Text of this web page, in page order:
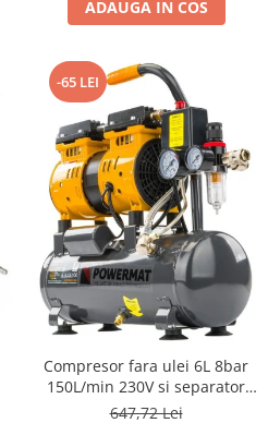
ADAUGA IN COS
-65 LEI
Compresor fara ulei 6L 8bar
150L/min 230V si separator
regulator presiune silentios
647,72 Lei